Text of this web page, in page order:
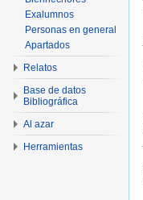
Exalumnos
Personas en general
Apartados
Relatos
Base de datos
Bibliográfica
Al azar
Herramientas